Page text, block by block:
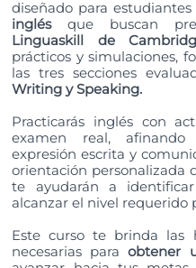
diseñado para
inglésque buscan
Linguaskill de
prácticos y simulaciones,
las tres secciones
Writing y Speaking.
Practicarás inglés con
examen real,
expresión escrita y
orientación personalizada
te ayudarán a
alcanzar el nivel requerido
Este curso te brinda las
necesarias paraobtener